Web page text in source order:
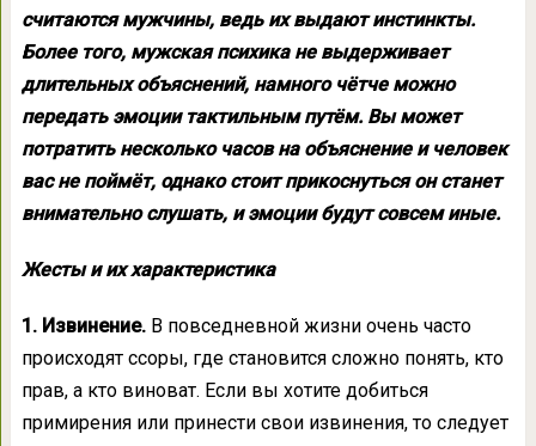
считаются мужчины, ведь их выдают инстинкты.
Более того, мужская психика не выдерживает
длительных объяснений, намного чётче можно
передать эмоции тактильным путём. Вы может
потратить несколько часов на объяснение и человек
вас не поймёт, однако стоит прикоснуться он станет
внимательно слушать, и эмоции будут совсем иные.
Жесты и их характеристика
1. Извинение. В повседневной жизни очень часто
происходят ссоры, где становится сложно понять, кто
прав, а кто виноват. Если вы хотите добиться
примирения или принести свои извинения, то следует